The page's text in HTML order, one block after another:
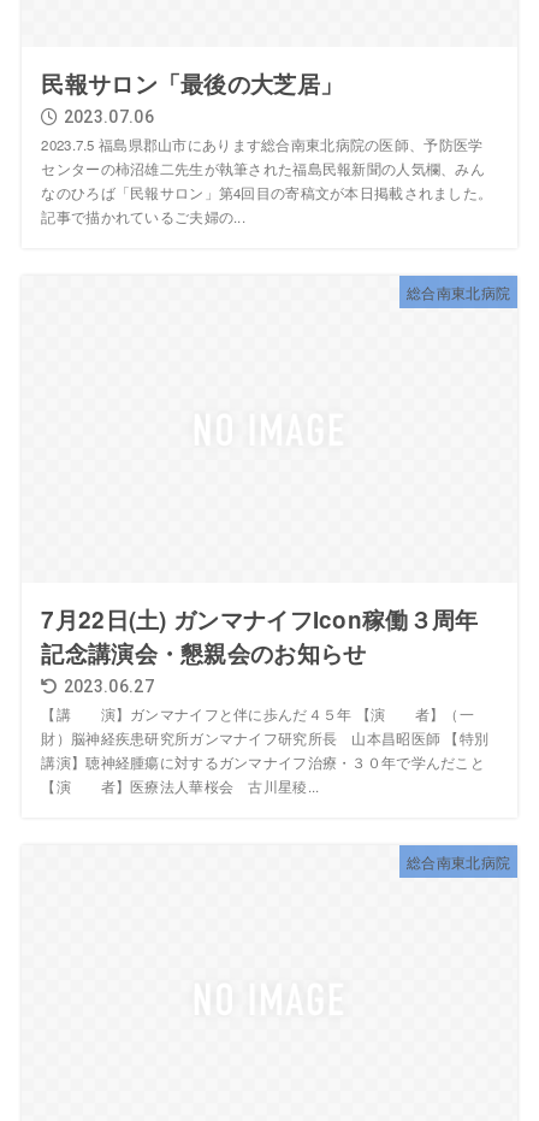
民報サロン「最後の大芝居」
2023.07.06
2023.7.5 福島県郡山市にあります総合南東北病院の医師、予防医学
センターの柿沼雄二先生が執筆された福島民報新聞の人気欄、みん
なのひろば「民報サロン」第4回目の寄稿文が本日掲載されました。
記事で描かれているご夫婦の...
総合南東北病院
7月22日(土) ガンマナイフIcon稼働３周年
記念講演会・懇親会のお知らせ
2023.06.27
【講 演】ガンマナイフと伴に歩んだ４５年 【演 者】（一
財）脳神経疾患研究所ガンマナイフ研究所長 山本昌昭医師 【特別
講演】聴神経腫瘍に対するガンマナイフ治療・３０年で学んだこと
【演 者】医療法人華桜会 古川星稜...
総合南東北病院